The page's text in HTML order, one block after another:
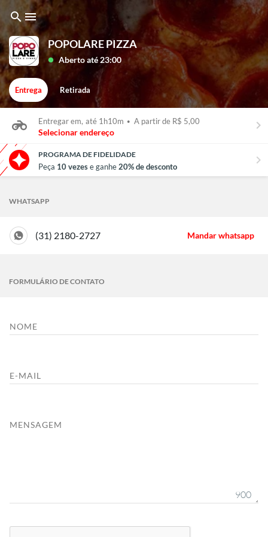
search menu
POPOLARE PIZZA
lens Aberto até 23:00
Entrega Retirada
Entregar em, até 1h10m • A partir de R$ 5,00
Selecionar endereço keyboard_arrow_right
PROGRAMA DE FIDELIDADE
Peça 10 vezese ganhe20% de desconto chevron_right
FORMULÁRIO DE CONTATO
NOME
E-MAIL
900
MENSAGEM
WHATSAPP
(31) 2180-2727 Mandar whatsapp